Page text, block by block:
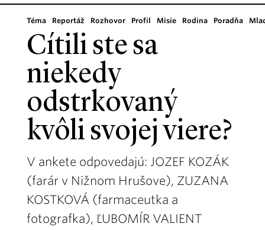
Téma Reportáž Rozhovor Profil Misie Rodina Poradňa
Cítili ste sa
niekedy
odstrkovaný
kvôli svojej viere?
V ankete odpovedajú: JOZEF KOZÁK
(farár v Nižnom Hrušove), ZUZANA
KOSTKOVÁ (farmaceutka a
fotografka), ĽUBOMÍR VALIENT